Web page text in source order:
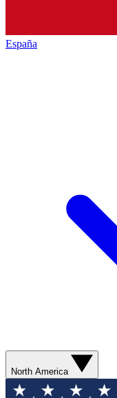
España
North America